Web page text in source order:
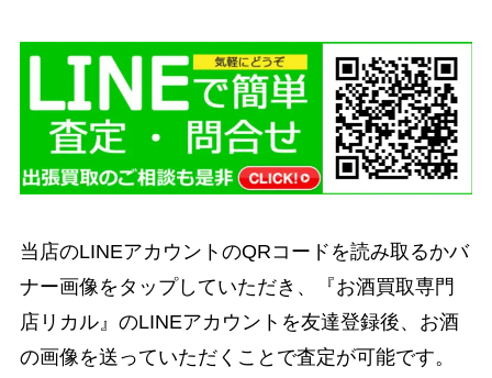
当店のLINEアカウントのQRコードを読み取るかバ
ナー画像をタップしていただき、『お酒買取専門
店リカル』のLINEアカウントを友達登録後、お酒
の画像を送っていただくことで査定が可能です。